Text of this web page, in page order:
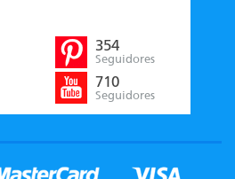
354
Seguidores
710
Seguidores